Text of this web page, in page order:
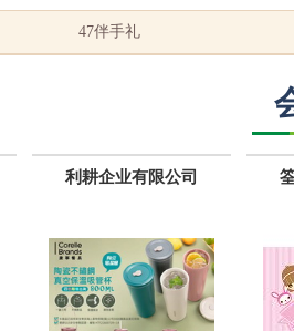
47伴手礼
利耕企业有限公司